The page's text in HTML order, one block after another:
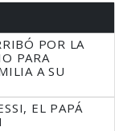
POR LA
PARA
A SU
EL PAPÁ